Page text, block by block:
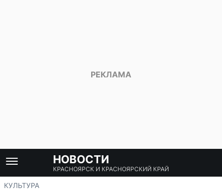
НОВОСТИ
КРАСНОЯРСК И КРАСНОЯРСКИЙ КРАЙ
КУЛЬТУРА